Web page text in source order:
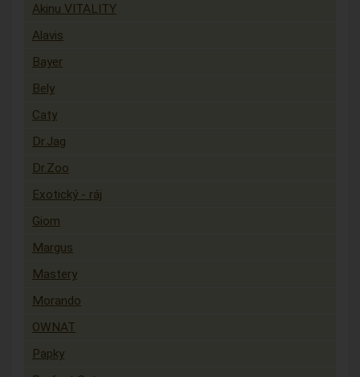
Akinu VITALITY
Alavis
Bayer
Bely
Caty
Dr.Jag
Dr.Zoo
Exotický - ráj
Giom
Margus
Mastery
Morando
OWNAT
Papky